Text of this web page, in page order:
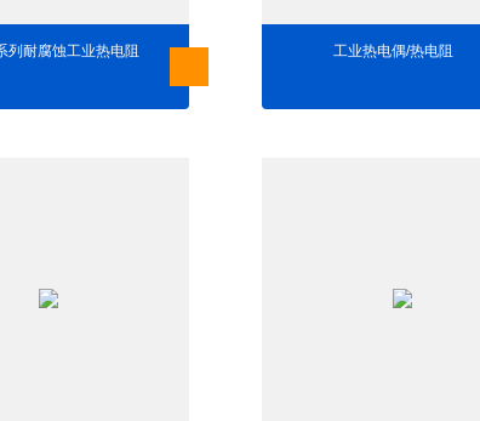
列耐腐蚀工业热电阻 工业热电偶/热电阻